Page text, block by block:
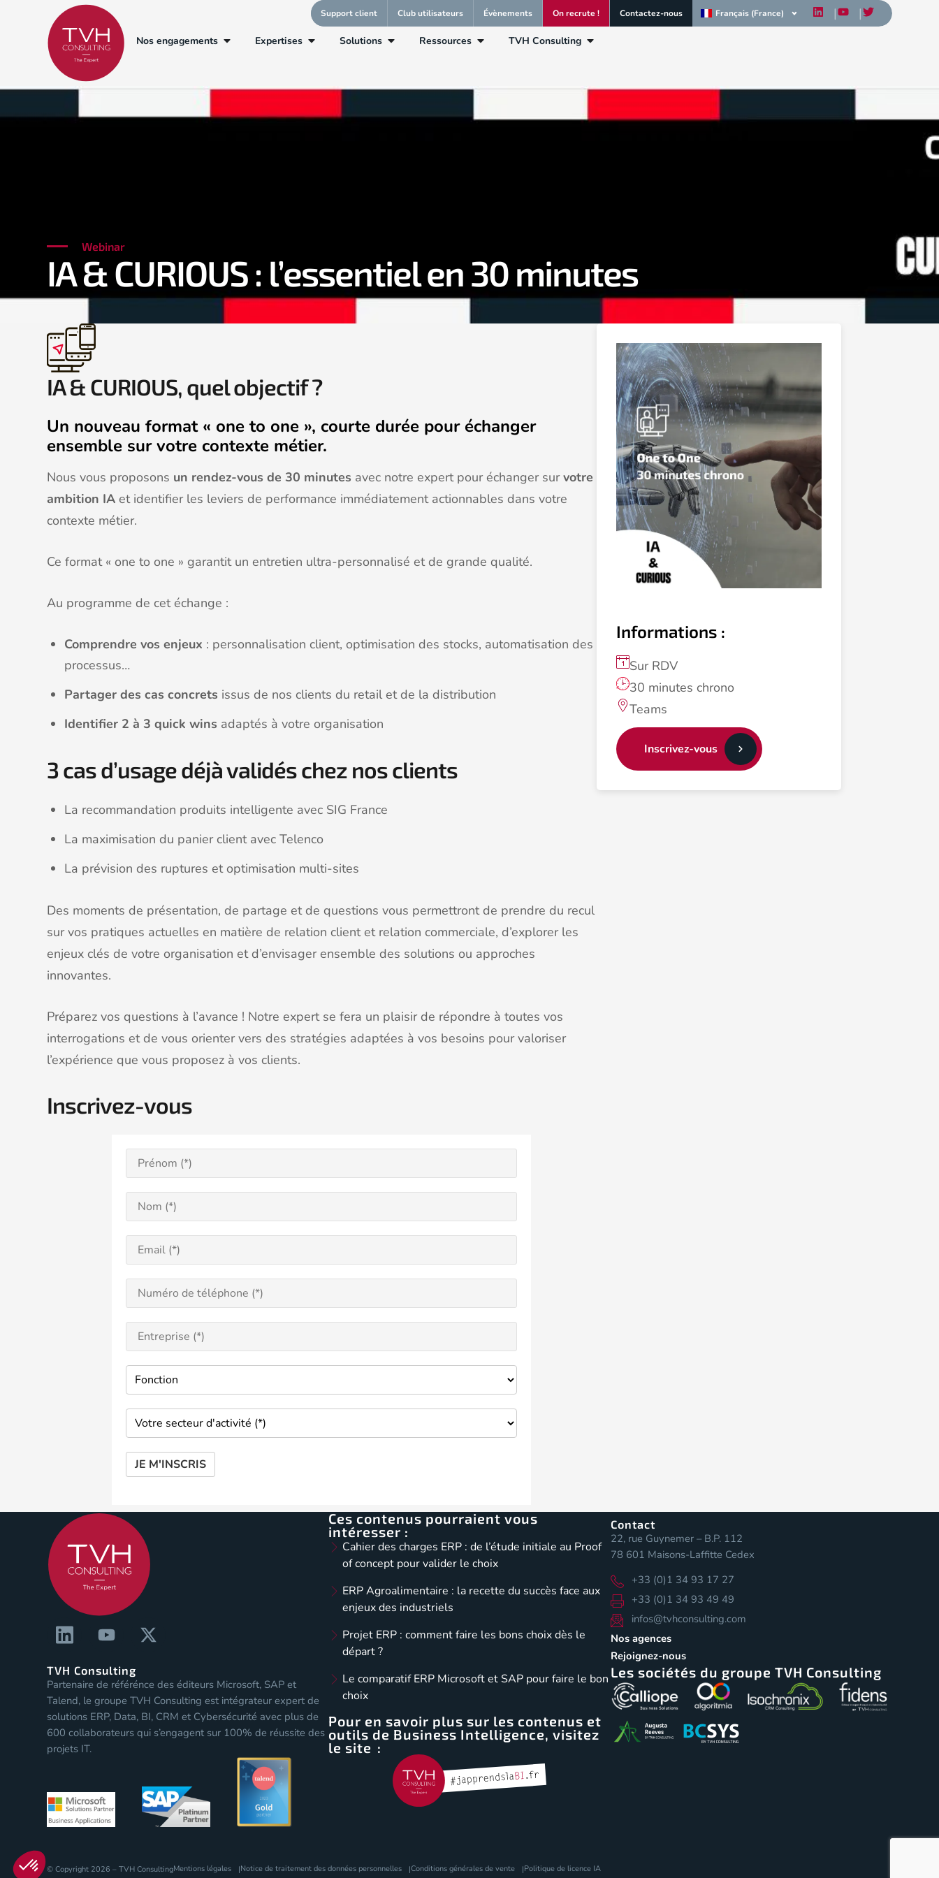
Support client Club utilisateurs Évènements On recrute ! Contactez-nous Français (France)
Nos engagements Expertises Solutions Ressources TVH Consulting
Webinar
IA & CURIOUS : l’essentiel en 30 minutes
IA & CURIOUS, quel objectif ?
Un nouveau format « one to one », courte durée pour échanger
ensemble sur votre contexte métier.
Nous vous proposons un rendez-vous de 30 minutes avec notre expert pour échanger survotre
ambition IA et identifier les leviers de performance immédiatement actionnables dans votre
contexte métier.
Ce format « one to one » garantit un entretien ultra-personnalisé et de grande qualité.
Au programme de cet échange :
Comprendre vos enjeux : personnalisation client, optimisation des stocks, automatisation des
processus…
Partager des cas concrets issus de nos clients du retail et de la distribution
Identifier 2 à 3 quick wins adaptés à votre organisation
3 cas d’usage déjà validés chez nos clients
La recommandation produits intelligente avec SIG France
La maximisation du panier client avec Telenco
La prévision des ruptures et optimisation multi-sites
Des moments de présentation, de partage et de questions vous permettront de prendre du recul
sur vos pratiques actuelles en matière de relation client et relation commerciale, d’explorer les
enjeux clés de votre organisation et d’envisager ensemble des solutions ou approches
innovantes.
Préparez vos questions à l’avance ! Notre expert se fera un plaisir de répondre à toutes vos
interrogations et de vous orienter vers des stratégies adaptées à vos besoins pour valoriser
l’expérience que vous proposez à vos clients.
Inscrivez-vous
JE M'INSCRIS
Informations :
Sur RDV
30 minutes chrono
Teams
Inscrivez-vous
TVH Consulting
Partenaire de référénce des éditeurs Microsoft, SAP et
Talend, le groupe TVH Consulting est intégrateur expert de
solutions ERP, Data, BI, CRM et Cybersécurité avec plus de
600 collaborateurs qui s’engagent sur 100% de réussite des
projets IT.
Ces contenus pourraient vous
intéresser :
Cahier des charges ERP : de l’étude initiale au Proof
of concept pour valider le choix
ERP Agroalimentaire : la recette du succès face aux
enjeux des industriels
Projet ERP : comment faire les bons choix dès le
départ ?
Le comparatif ERP Microsoft et SAP pour faire le bon
choix
Pour en savoir plus sur les contenus et
outils de Business Intelligence, visitez
le site :
Contact
22, rue Guynemer – B.P. 112
78 601 Maisons-Laffitte Cedex
+33 (0)1 34 93 17 27
+33 (0)1 34 93 49 49
infos@tvhconsulting.com
Nos agences
Rejoignez-nous
Les sociétés du groupe TVH Consulting
© Copyright 2026 – TVH ConsultingMentions légales Notice de traitement des données personnelles Conditions générales de vente Politique de licence IA
Notre plateforme vous permet d'adapter et de gérer vos paramètres de confidentialité, en garantissant la conformité avec les réglementations. Personnalisez